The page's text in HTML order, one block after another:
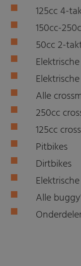
125cc 4-
150cc-
50cc 2-
Alle
250cc
125cc
Pitbikes
Dirtbikes
Alle